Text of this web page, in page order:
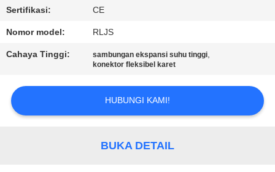
HUBUNGI
KAMI
BERITA
PENAWARAN
Sertifikasi: CE
Nomor model: RLJS
Cahaya Tinggi: sambungan ekspansi suhu tinggi,
konektor fleksibel karet
HUBUNGI KAMI!
BUKA DETAIL